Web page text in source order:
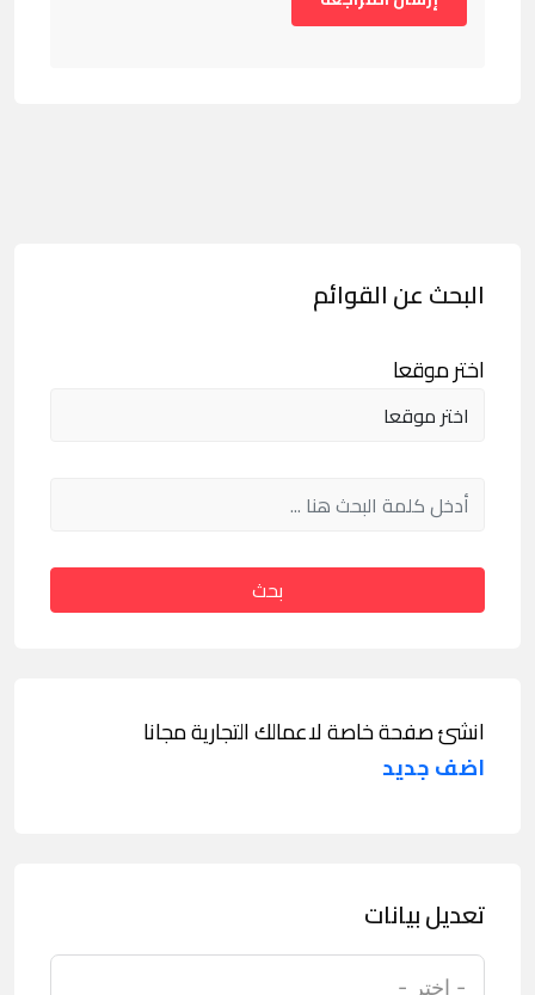
البحث عن القوائم
اختر موقعا
بحث
انشئ صفحة خاصة لاعمالك التجارية مجانا
اضف جديد
تعديل بيانات